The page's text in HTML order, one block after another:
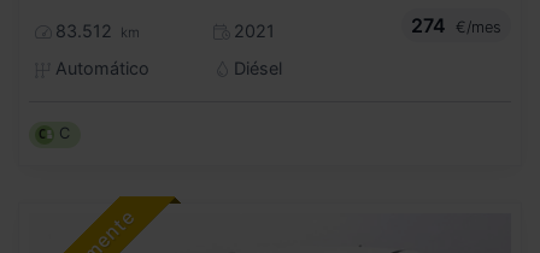
83.512 km
2021
Automático
Diésel
274
€/mes
C